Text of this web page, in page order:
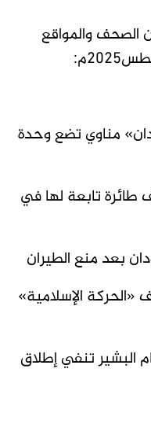
الصحف والمواقع
مناوي تضع وحدة
طائرة تابعة لها في
بعد منع الطيران
«الحركة الإسلامية»
البشير تنفي إطلاق